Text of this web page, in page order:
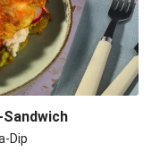
Dip